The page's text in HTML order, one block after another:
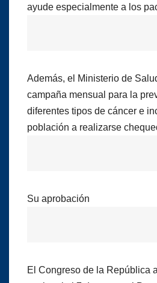
ayude especialmente a los
Además, el Ministerio de
campaña mensual para la
diferentes tipos de cáncer e
población a realizarse
Su aprobación
El Congreso de la República